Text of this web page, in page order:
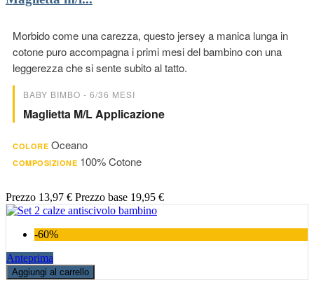
Morbido come una carezza, questo jersey a manica lunga in
cotone puro accompagna i primi mesi del bambino con una
leggerezza che si sente subito al tatto.
BABY BIMBO - 6/36 MESI
Maglietta M/l Applicazione
COLORE Oceano
COMPOSIZIONE 100% Cotone
Prezzo 13,97 € Prezzo base 19,95 €
-60%
Anteprima
Aggiungi al carrello